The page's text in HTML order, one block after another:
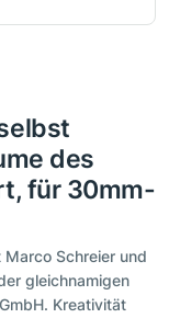
des
für 30mm-
Marco Schreier und
gleichnamigen
Kreativität